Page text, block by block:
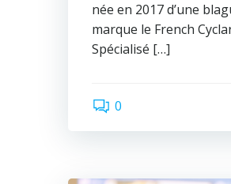
née en 2017 d’une
marque le French
Spécialisé […]
0